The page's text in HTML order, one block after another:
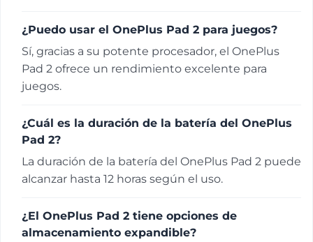
¿Puedo usar el OnePlus Pad 2 para juegos?
Sí, gracias a su potente procesador, el OnePlus
Pad 2 ofrece un rendimiento excelente para
juegos.
¿Cuál es la duración de la batería del OnePlus
Pad 2?
La duración de la batería del OnePlus Pad 2 puede
alcanzar hasta 12 horas según el uso.
¿El OnePlus Pad 2 tiene opciones de
almacenamiento expandible?